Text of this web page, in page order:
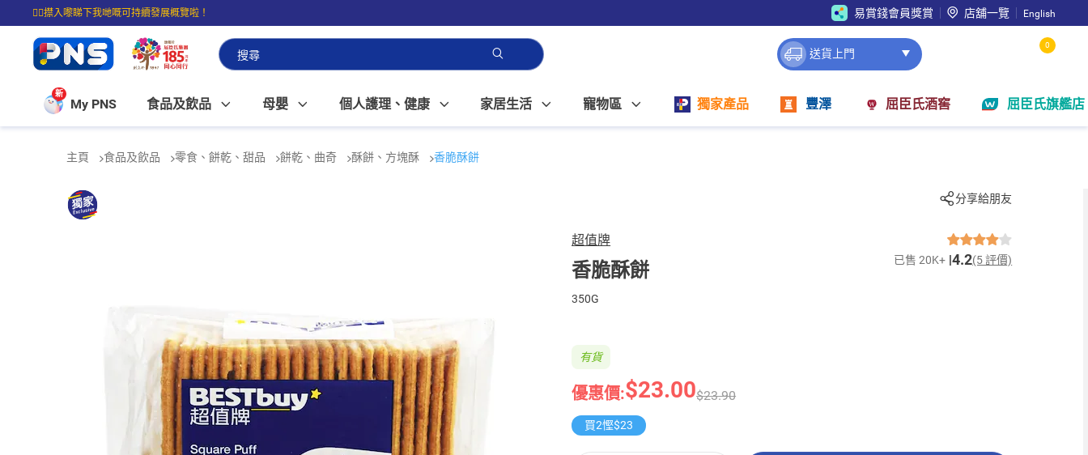
☝🏼㩒入嚟睇下我哋嘅可持續發展概覽啦！
⭐購物滿$399即享免費送貨；滿$100即可免費店取。
易賞錢會員獎賞 店舖一覽 English
送貨上門
0
新
My PNS 食品及飲品 母嬰 個人護理、健康 家居生活 寵物區 獨家產品 豐澤 屈臣氏酒窖 屈臣氏旗艦店
主頁 食品及飲品 零食、餅乾、甜品 餅乾、曲奇 酥餅、方塊酥 香脆酥餅
分享給朋友
超值牌
香脆酥餅 已售 20K+ 4.2(5 評價)
350G
優惠價:$23.00$23.90
有貨
買2慳$23